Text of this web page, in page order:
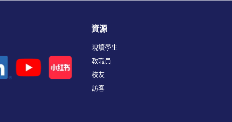
資源
現讀學生
教職員
校友
訪客